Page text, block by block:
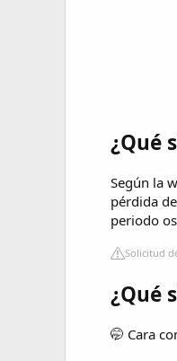
¿Qué
Según la
pérdida
periodo
Solicitud
¿Qué
🤭 Cara